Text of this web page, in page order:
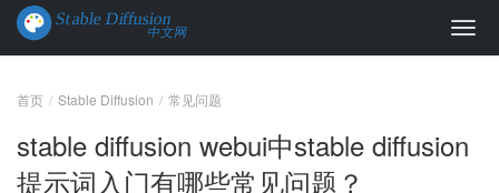
首页 Stable Diffusion 常见问题
stable diffusion webui中stable diffusion
提示词入门有哪些常见问题？